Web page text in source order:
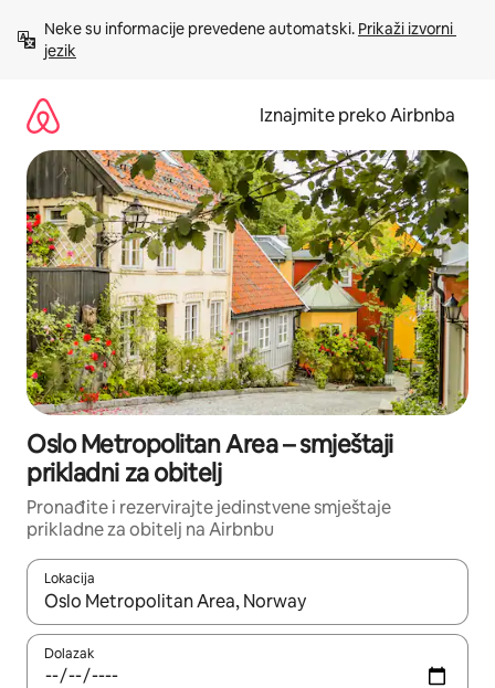
sadržaj
Neke su informacije prevedene automatski. Prikaži izvorni
jezik
Iznajmite preko Airbnba
Oslo Metropolitan Area – smještaji
prikladni za obitelj
Pronađite i rezervirajte jedinstvene smještaje
prikladne za obitelj na Airbnbu
Lokacija
Kada budu dostupni rezultati, moći ćete ih pregledati
Dolazak